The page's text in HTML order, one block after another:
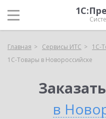
Главная Сервисы ИТС
1С-
1С-Товары в Новороссийске
в